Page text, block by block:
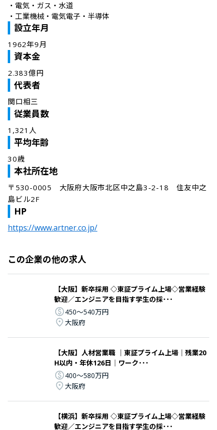
・ 電気・ガス・水道
・ 工業機械・電気電子・半導体
設立年月
1962年9月
資本金
2.383億円
代表者
関口相三
従業員数
1,321人
平均年齢
30歳
本社所在地
〒530-0005　大阪府大阪市北区中之島3-2-18　住友中之
島ビル2F
HP
https://www.artner.co.jp/
この企業の他の求人
【大阪】新卒採用 ◇東証プライム上場◇営業経験
歓迎／エンジニアを目指す学生の採･･･
450〜540万円
大阪府
【大阪】人材営業職 ｜東証プライム上場｜残業20
H以内・年休126日｜ワーク･･･
400〜580万円
大阪府
【横浜】新卒採用 ◇東証プライム上場◇営業経験
歓迎／エンジニアを目指す学生の採･･･